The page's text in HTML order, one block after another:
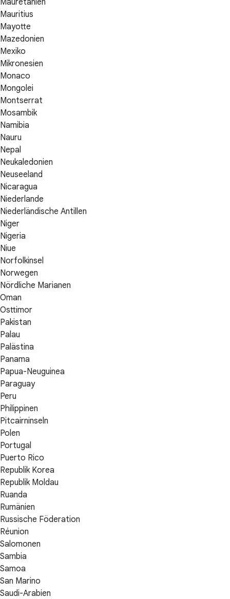
Mauritius
Mayotte
Mazedonien
Mexiko
Mikronesien
Monaco
Mongolei
Montserrat
Mosambik
Namibia
Nauru
Nepal
Neukaledonien
Neuseeland
Nicaragua
Niederlande
Niederländische Antillen
Niger
Nigeria
Niue
Norfolkinsel
Norwegen
Nördliche Marianen
Oman
Osttimor
Pakistan
Palau
Palästina
Panama
Papua-Neuguinea
Paraguay
Peru
Philippinen
Pitcairninseln
Polen
Portugal
Puerto Rico
Republik Korea
Republik Moldau
Ruanda
Rumänien
Russische Föderation
Réunion
Salomonen
Sambia
Samoa
San Marino
Saudi-Arabien